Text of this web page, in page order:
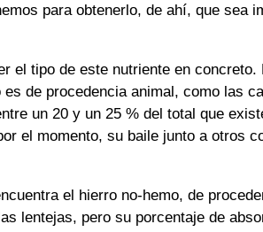
para obtenerlo, de ahí, que sea
el tipo de este nutriente en concreto.
de procedencia animal, como las
un 20 y un 25 % del total que
el momento, su baile junto a otros
el hierro no-hemo, de
lentejas, pero su porcentaje de